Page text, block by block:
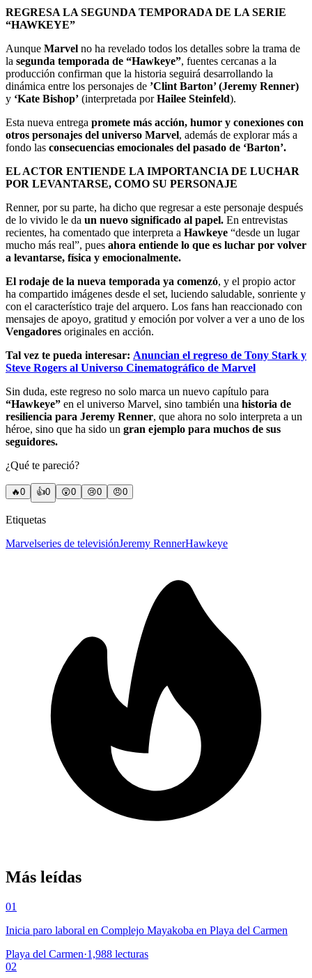
REGRESA LA SEGUNDA TEMPORADA DE LA SERIE
“HAWKEYE”
Aunque Marvel no ha revelado todos los detalles sobre la trama de
la segunda temporada de “Hawkeye”, fuentes cercanas a la
producción confirman que la historia seguirá desarrollando la
dinámica entre los personajes de ’Clint Barton’ (Jeremy Renner)
y ‘Kate Bishop’ (interpretada porHailee Steinfeld).
Esta nueva entrega promete más acción, humor y conexiones con
otros personajes del universo Marvel, además de explorar más a
fondo las consecuencias emocionales del pasado de ‘Barton’.
EL ACTOR ENTIENDE LA IMPORTANCIA DE LUCHAR
POR LEVANTARSE, COMO SU PERSONAJE
Renner, por su parte, ha dicho que regresar a este personaje después
de lo vivido le da un nuevo significado al papel. En entrevistas
recientes, ha comentado que interpreta a Hawkeye “desde un lugar
mucho más real”, pues ahora entiende lo que es luchar por volver
a levantarse, física y emocionalmente.
El rodaje de la nueva temporada ya comenzó, y el propio actor
ha compartido imágenes desde el set, luciendo saludable, sonriente y
con el característico traje del arquero. Los fans han reaccionado con
mensajes de apoyo, gratitud y emoción por volver a ver a uno de los
Vengadores originales en acción.
Tal vez te pueda interesar: Anuncian el regreso de Tony Stark y
Steve Rogers al Universo Cinematográfico de Marvel
Sin duda, este regreso no solo marca un nuevo capítulo para
“Hawkeye” en el universo Marvel, sino también una historia de
resiliencia para Jeremy Renner, que ahora no solo interpreta a un
héroe, sino que ha sido un gran ejemplo para muchos de sus
seguidores.
¿Qué te pareció?
🔥0 👍0 😲0 😢0 😠0
Etiquetas
Marvelseries de televisiónJeremy RennerHawkeye
Más leídas
01
Inicia paro laboral en Complejo Mayakoba en Playa del Carmen
Playa del Carmen·1,988 lecturas
02